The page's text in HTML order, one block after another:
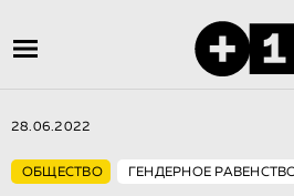
28.06.2022
ОБЩЕСТВО ГЕНДЕРНОЕ